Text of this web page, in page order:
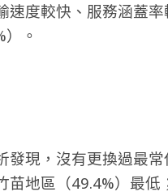
速度較快、服務涵蓋
）。
發現，沒有更換過最
苗地區（49.4%）最